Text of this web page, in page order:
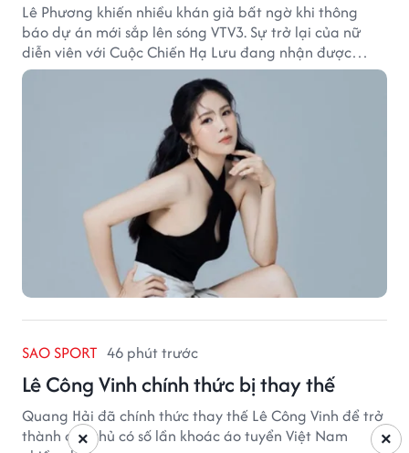
Lê Phương khiến nhiều khán giả bất ngờ khi thông
báo dự án mới sắp lên sóng VTV3. Sự trở lại của nữ
diễn viên với Cuộc Chiến Hạ Lưu đang nhận được
nhiều sự quan tâm.
SAO SPORT 46 phút trước
Lê Công Vinh chính thức bị thay thế
Quang Hải đã chính thức thay thế Lê Công Vinh để trở
thành cầu thủ có số lần khoác áo tuyển Việt Nam
×
×